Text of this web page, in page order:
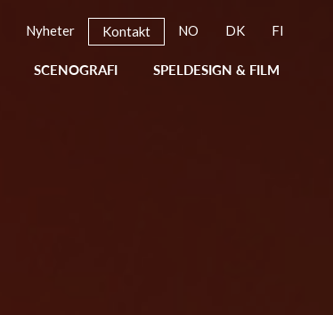
FI
DK
NO
Kontakt
Nyheter
SPELDESIGN & FILM
SCENOGRAFI